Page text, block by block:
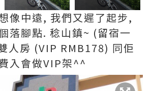
像中遠, 我們又遲了起步,
落腳點. 稔山鎮~ (留宿一
人房 (VIP RMB178) 同佢
入會做VIP架^^